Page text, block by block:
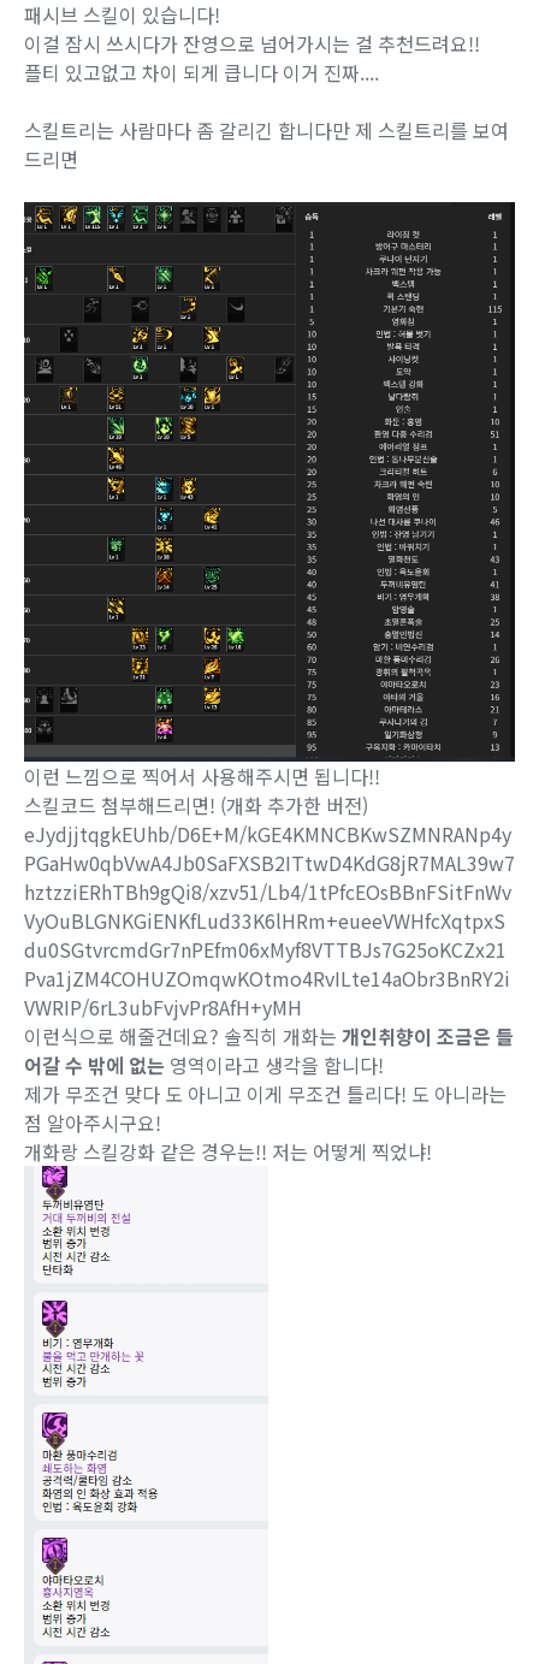
패시브 스킬이 있습니다!
이걸 잠시 쓰시다가 잔영으로 넘어가시는 걸 추천드려요!!
플티 있고없고 차이 되게 큽니다 이거 진짜....
스킬트리는 사람마다 좀 갈리긴 합니다만 제 스킬트리를 보여
드리면
이런 느낌으로 찍어서 사용해주시면 됩니다!!
스킬코드 첨부해드리면! (개화 추가한 버전)
eJydjjtqgkEUhb/D6E+M/kGE4KMNCBKwSZMNRANp4y
PGaHw0qbVwA4Jb0SaFXSB2ITtwD4KdG8jR7MAL39w7
hztzziERhTBh9gQi8/xzv51/Lb4/1tPfcEOsBBnFSitFnWv
VyOuBLGNKGiENKfLud33K6lHRm+eueeVWHfcXqtpxS
du0SGtvrcmdGr7nPEfm06xMyf8VTTBJs7G25oKCZx21
Pva1jZM4COHUZOmqwKOtmo4RvILte14aObr3BnRY2i
VWRIP/6rL3ubFvjvPr8AfH+yMH
이런식으로 해줄건데요? 솔직히 개화는 개인취향이 조금은 들
어갈 수 밖에 없는 영역이라고 생각을 합니다!
제가 무조건 맞다 도 아니고 이게 무조건 틀리다! 도 아니라는
점 알아주시구요!
개화랑 스킬강화 같은 경우는!! 저는 어떻게 찍었냐!